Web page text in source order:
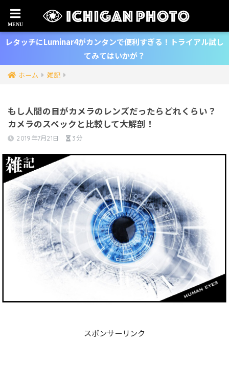
レタッチにLuminar4がカンタンで便利すぎる！トライアル試し
てみてはいかが？
ホーム 雑記
もし人間の目がカメラのレンズだったらどれくらい？
カメラのスペックと比較して大解剖！
2019年7月21日 3分
スポンサーリンク